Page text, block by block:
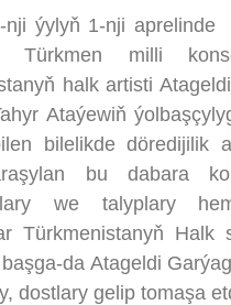
ýylyň 1-nji aprelinde
Türkmen milli
halk artisti
Ataýewiň
bilelikde döredijilik
bu dabara
we talyplary
Türkmenistanyň Halk
da Atageldi
dostlary gelip tomaşa